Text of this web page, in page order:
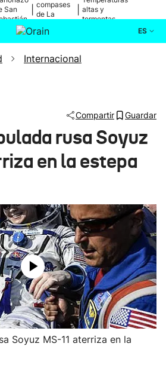
San
compases
de La
altas y
tormentas
ES
Actualidad
Ikusmiran
Internacional
Compartir Guardar
rusa Soyuz
en la estepa
Soyuz MS-11 aterriza en la